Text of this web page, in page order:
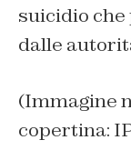
suicidio
dalle
(Immagine
copertina: